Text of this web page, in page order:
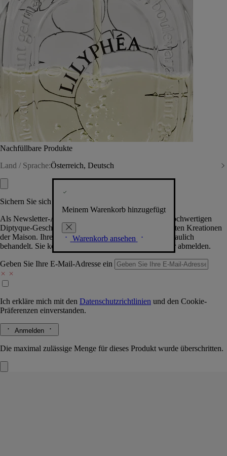
Nachfüllbare Produkte
Land / Sprache:Österreich, Deutsch
Meinem Warenkorb hinzugefügt
Warenkorb ansehen
Sichern Sie sich exklusive Vorteile
Als Newsletter-Abonnent.in erhalten Sie Zugang zu hochwertigen
Diptyque-Geschenken, Events & News über die neuesten Kreationen
der Maison. Ihre Daten werden selbstverständlich vertraulich
behandelt. Sie können sich jederzeit problemlos wieder abmelden.
Geben Sie Ihre E-Mail-Adresse ein
Ich erkläre mich mit den Datenschutzrichtlinien und den Cookie-
Präferenzen einverstanden.
Anmelden
Die maximal zulässige Menge für dieses Produkt wurde überschritten.